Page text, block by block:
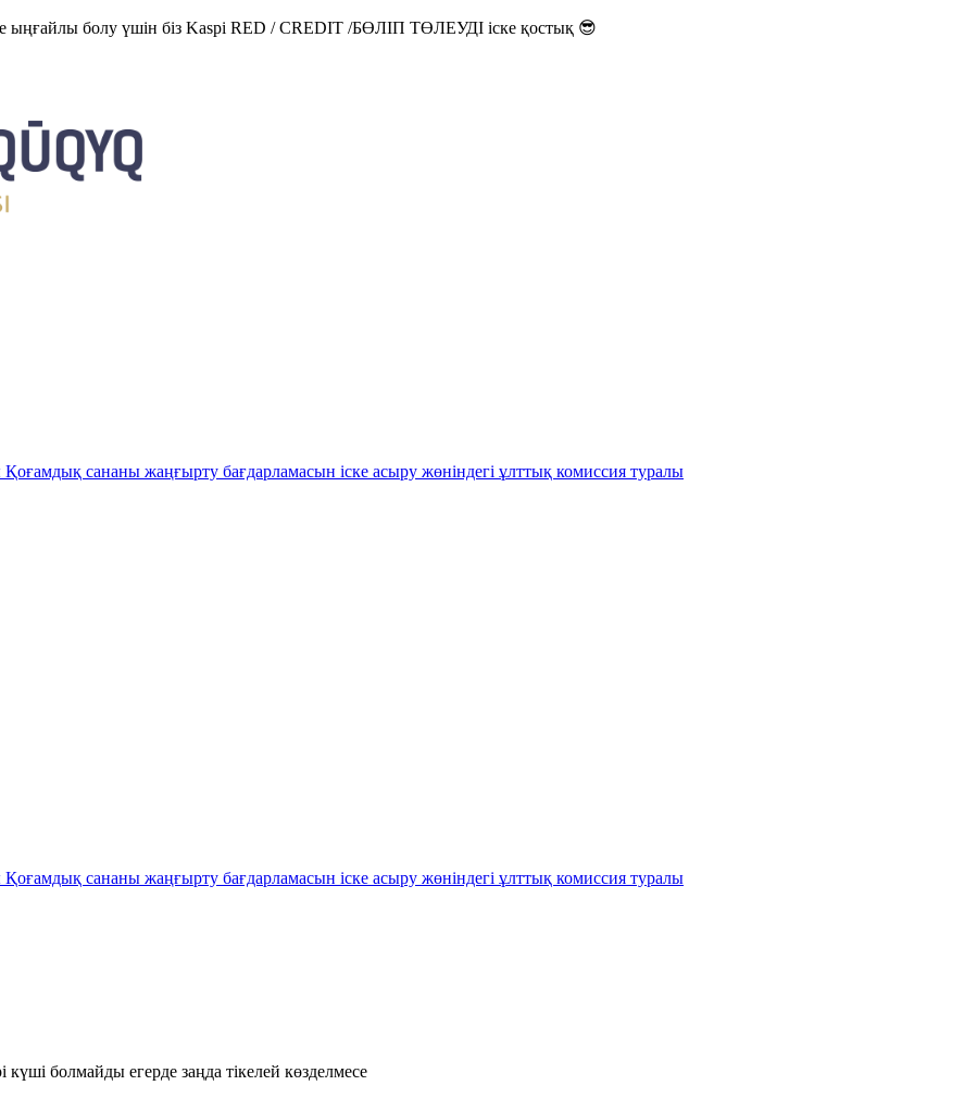
ыңғайлы болу үшін біз Kaspi RED / CREDIT /БӨЛІП ТӨЛЕУДІ іске қостық 😎
сананы жаңғырту бағдарламасын іске асыру жөніндегі ұлттық комиссия туралы
сананы жаңғырту бағдарламасын іске асыру жөніндегі ұлттық комиссия туралы
болмайды егерде заңда тiкелей көзделмесе